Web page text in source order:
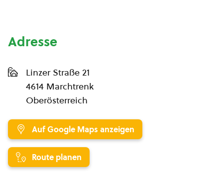
Adresse
Linzer Straße 21
4614 Marchtrenk
Oberösterreich
Auf Google Maps anzeigen
Route planen